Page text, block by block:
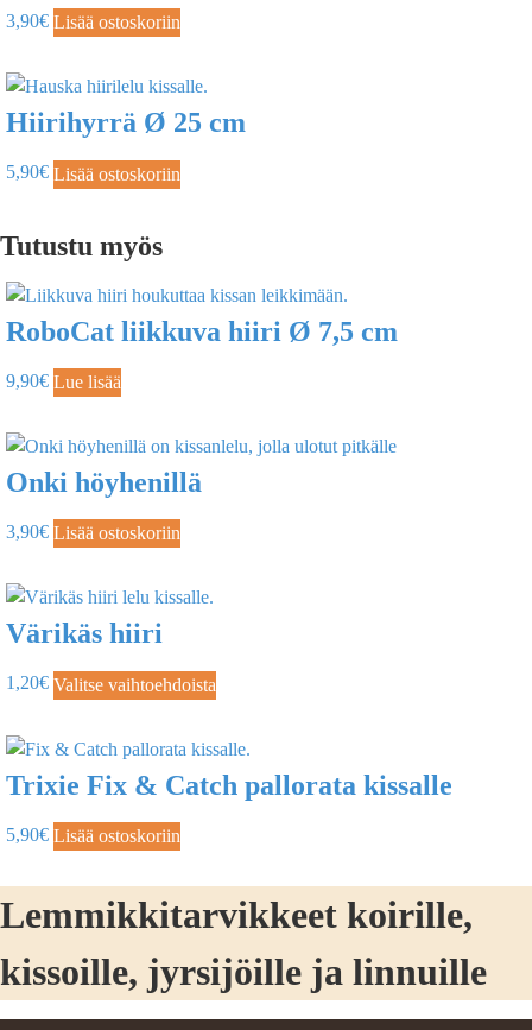
3,90€ Lisää ostoskoriin
Hiirihyrrä Ø 25 cm
5,90€ Lisää ostoskoriin
Tutustu myös
RoboCat liikkuva hiiri Ø 7,5 cm
9,90€ Lue lisää
Onki höyhenillä
3,90€ Lisää ostoskoriin
Värikäs hiiri
1,20€ Valitse vaihtoehdoista
Trixie Fix & Catch pallorata kissalle
5,90€ Lisää ostoskoriin
Lemmikkitarvikkeet koirille,
kissoille, jyrsijöille ja linnuille